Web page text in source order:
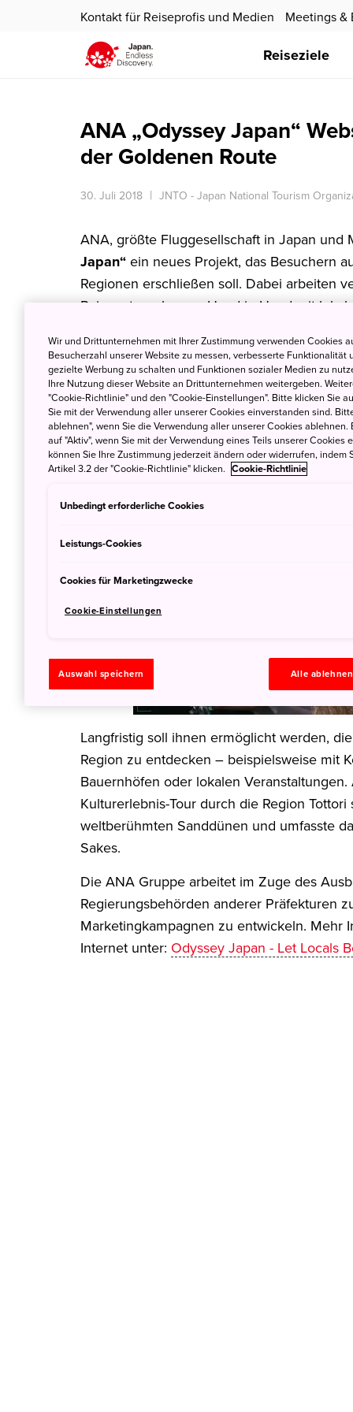
Kontakt für Reiseprofis und Medien Meetings &
Reiseziele
ANA „Odyssey Japan“
der Goldenen Route
30. Juli 2018 JNTO - Japan National Tourism
ANA, größte Fluggesellschaft in Japan
Japan“ ein neues Projekt, das Besuchern
Regionen erschließen soll. Dabei arbeiten
Reiseunternehmens Hand in Hand mit
ANA möchte Touristen aus dem Ausland
sollen nicht nur die touristischen
sondern tiefer in die japanische Kultur
Land zu bieten hat. Japan umfasst viele
Präfekturen, die bequem mit Inlandsflügen
Tokio/Narita und Osaka/Kansai erreicht
Nordamerika und Australien sind die
Langfristig soll ihnen ermöglicht werden,
Region zu entdecken – beispielsweise mit
Bauernhöfen oder lokalen
Kulturerlebnis-Tour durch die Region
weltberühmten Sanddünen und umfasste
Sakes.
Die ANA Gruppe arbeitet im Zuge des
Regierungsbehörden anderer Präfekturen
Marketingkampagnen zu entwickeln. Mehr
Internet unter: Odyssey Japan - Let Locals
Wir und Drittunternehmen mit Ihrer Zustimmung verwenden Cookies
Besucherzahl unserer Website zu messen, verbesserte
gezielte Werbung zu schalten und Funktionen sozialer Medien zu
Ihre Nutzung dieser Website an Drittunternehmen weitergeben.
"Cookie-Richtlinie" und den "Cookie-Einstellungen". Bitte klicken Sie
Sie mit der Verwendung aller unserer Cookies einverstanden sind.
ablehnen", wenn Sie die Verwendung aller unserer Cookies
auf "Aktiv", wenn Sie mit der Verwendung eines Teils unserer Cookies
können Sie Ihre Zustimmung jederzeit ändern oder widerrufen, indem
Artikel 3.2 der "Cookie-Richtlinie" klicken. Cookie-Richtlinie
Unbedingt erforderliche Cookies
Leistungs-Cookies
Cookies für Marketingzwecke
Cookie-Einstellungen
Auswahl speichern Alle ablehnen